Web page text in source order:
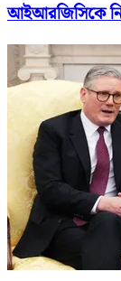
আইআরজিসিকে